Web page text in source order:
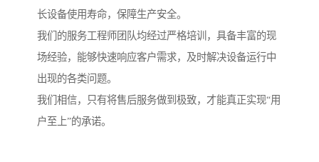
长设备使用寿命，保障生产安全。
我们的服务工程师团队均经过严格培训，具备丰富的现
场经验，能够快速响应客户需求，及时解决设备运行中
出现的各类问题。
我们相信，只有将售后服务做到极致，才能真正实现“用
户至上”的承诺。